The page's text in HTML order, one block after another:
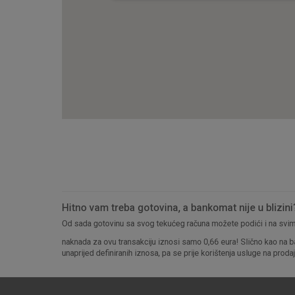
Hitno vam treba gotovina, a bankomat nije u
Od sada gotovinu sa svog tekućeg računa možete podići i na svim
naknada za ovu transakciju iznosi samo 0,66 eura! Slično kao na
unaprijed definiranih iznosa, pa se prije korištenja usluge na
Marketinški